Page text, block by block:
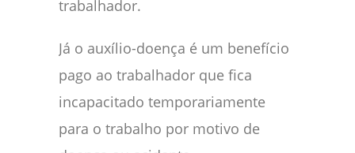
trabalhador.
Já o auxílio-doença é um benefício
pago ao trabalhador que fica
incapacitado temporariamente
para o trabalho por motivo de